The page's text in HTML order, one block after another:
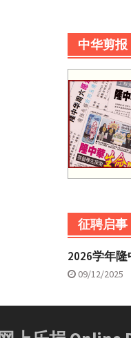
中华剪报
征聘启事
2026学年
09/12/2025